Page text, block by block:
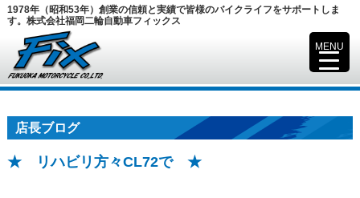
1978年（昭和53年）創業の信頼と実績で皆様のバイクライフをサポートしま
す。株式会社福岡二輪自動車フィックス
店長ブログ
★ リハビリ方々CL72で ★
MENU
▼